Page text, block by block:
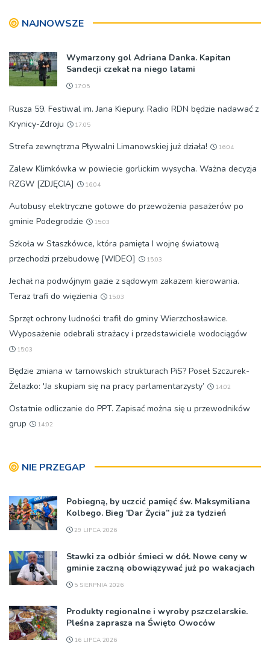
NAJNOWSZE
Wymarzony gol Adriana Danka. Kapitan
Sandecji czekał na niego latami
17:05
Rusza 59. Festiwal im. Jana Kiepury. Radio RDN będzie nadawać z
Krynicy-Zdroju
17:05
Strefa zewnętrzna Pływalni Limanowskiej już działa! 16:04
Zalew Klimkówka w powiecie gorlickim wysycha. Ważna decyzja
RZGW [ZDJĘCIA]
16:04
Autobusy elektryczne gotowe do przewożenia pasażerów po
gminie Podegrodzie
15:03
Szkoła w Staszkówce, która pamięta I wojnę światową
przechodzi przebudowę [WIDEO]
15:03
Jechał na podwójnym gazie z sądowym zakazem kierowania.
Teraz trafi do więzienia
15:03
Sprzęt ochrony ludności trafił do gminy Wierzchosławice.
Wyposażenie odebrali strażacy i przedstawiciele wodociągów
15:03
Będzie zmiana w tarnowskich strukturach PiS? Poseł Szczurek-
Żelazko: 'Ja skupiam się na pracy parlamentarzysty’
14:02
Ostatnie odliczanie do PPT. Zapisać można się u przewodników
grup
14:02
NIE PRZEGAP
Pobiegną, by uczcić pamięć św. Maksymiliana
Kolbego. Bieg 'Dar Życia” już za tydzień
29 LIPCA 2026
Stawki za odbiór śmieci w dół. Nowe ceny w
gminie zaczną obowiązywać już po wakacjach
5 SIERPNIA 2026
Produkty regionalne i wyroby pszczelarskie.
Pleśna zaprasza na Święto Owoców
16 LIPCA 2026